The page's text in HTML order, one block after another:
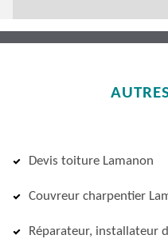
Devis toiture Lamanon
Couvreur charpentier
Réparateur, installateur